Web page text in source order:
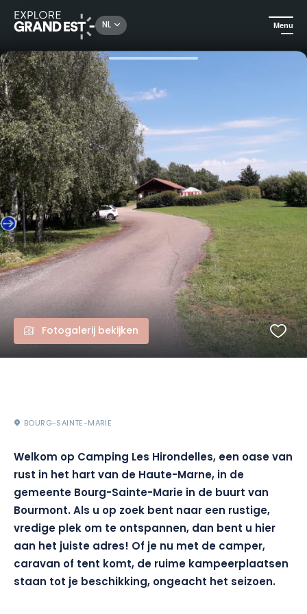
NL Menu
Kijk je ogen uit in de Grand Est Campings en huurmogelijkheden in de buitenlucht
Fotogalerij bekijken
BOURG-SAINTE-MARIE
Welkom op Camping Les Hirondelles, een oase van
rust in het hart van de Haute-Marne, in de
gemeente Bourg-Sainte-Marie in de buurt van
Bourmont. Als u op zoek bent naar een rustige,
vredige plek om te ontspannen, dan bent u hier
aan het juiste adres! Of je nu met de camper,
caravan of tent komt, de ruime kampeerplaatsen
staan tot je beschikking, ongeacht het seizoen.